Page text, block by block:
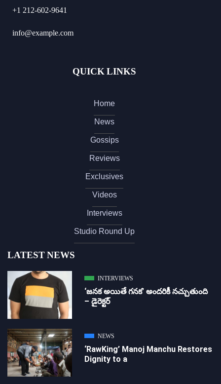
+1 212-602-9641
info@example.com
QUICK LINKS
Home
News
Gossips
Reviews
Exclusives
Videos
Interviews
Studio Round Up
LATEST NEWS
INTERVIEWS
‘జ‌న‌క అయితే గ‌న‌క‌’ అందరికీ నచ్చుతుంది
– డైరెక్ట‌ర్
NEWS
‘RawKing’ Manoj Manchu Restores
Dignity to a